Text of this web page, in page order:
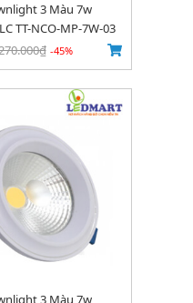
3 Màu 7w
TT-NCO-MP-7W-03
-45%
3 Màu 7w